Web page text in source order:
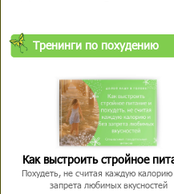
Тренинги по похудению
Как выстроить стройное
Похудеть, не считая каждую калорию
запрета любимых вкусностей